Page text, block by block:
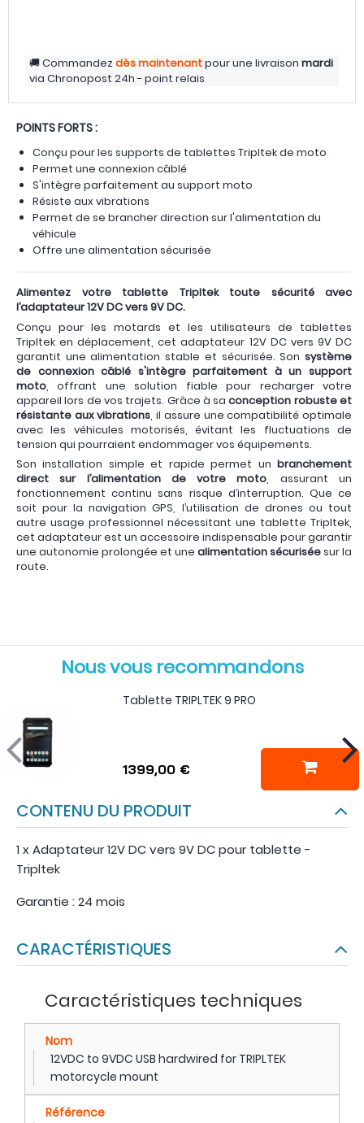
Commandezdès maintenantpour une livraison mardi
via Chronopost 24h - point relais
POINTS FORTS :
Conçu pour les supports de tablettes Tripltek de moto
Permet une connexion câblé
S'intègre parfaitement au support moto
Résiste aux vibrations
Permet de se brancher direction sur l'alimentation du
véhicule
Offre une alimentation sécurisée
Alimentez votre tablette Tripltek toute sécurité avec
l’adaptateur 12V DC vers 9V DC.
Conçu pour les motards et les utilisateurs de tablettes
Tripltek en déplacement, cet adaptateur 12V DC vers 9V DC
garantit une alimentation stable et sécurisée. Son système
de connexion câblé s'intègre parfaitement à un support
moto , offrant une solution fiable pour recharger votre
appareil lors de vos trajets. Grâce à saconception robuste et
résistante aux vibrations , il assure une compatibilité optimale
avec les véhicules motorisés, évitant les fluctuations de
tension qui pourraient endommager vos équipements.
Son installation simple et rapide permet un branchement
direct sur l’alimentation de votre moto, assurant un
fonctionnement continu sans risque d’interruption. Que ce
soit pour la navigation GPS, l’utilisation de drones ou tout
autre usage professionnel nécessitant une tablette Tripltek,
cet adaptateur est un accessoire indispensable pour garantir
une autonomie prolongée et une alimentation sécuriséesur la
route.
Nous vous recommandons
Tablette TRIPLTEK 9 PRO
1399,00 €
CONTENU DU PRODUIT
1 x Adaptateur 12V DC vers 9V DC pour tablette -
Tripltek
Garantie : 24 mois
CARACTÉRISTIQUES
Caractéristiques techniques
Nom
12VDC to 9VDC USB hardwired for TRIPLTEK
motorcycle mount
Référence